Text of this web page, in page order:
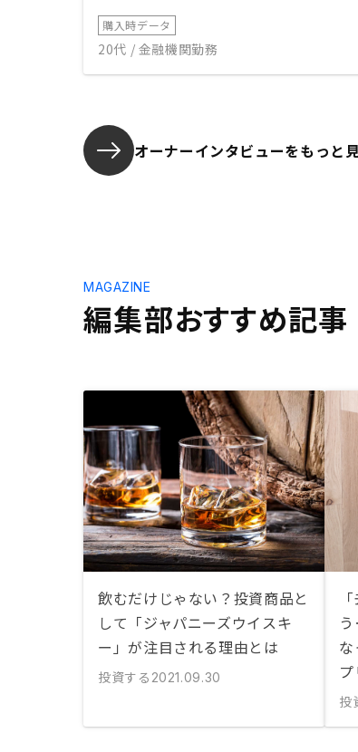
購入時データ
20代 / 金融機関勤務
オーナーインタビューをもっと
編集部おすすめ記事
MAGAZINE
飲むだけじゃない？投資商品と
して「ジャパニーズウイスキ
ー」が注目される理由とは
投資する 2021.09.30
投